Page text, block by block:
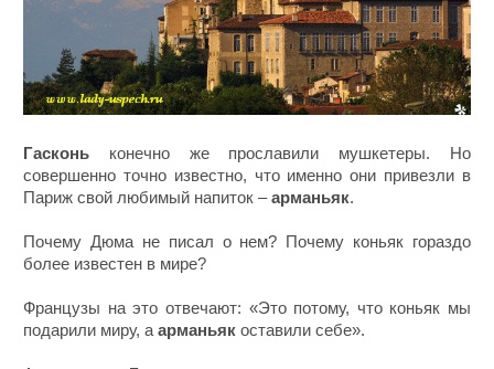
Гасконь конечно же прославили мушкетеры. Но
совершенно точно известно, что именно они привезли в
Париж свой любимый напиток –арманьяк.
Почему Дюма не писал о нем? Почему коньяк гораздо
более известен в мире?
Французы на это отвечают: «Это потому, что коньяк мы
подарили миру, аарманьяк оставили себе».